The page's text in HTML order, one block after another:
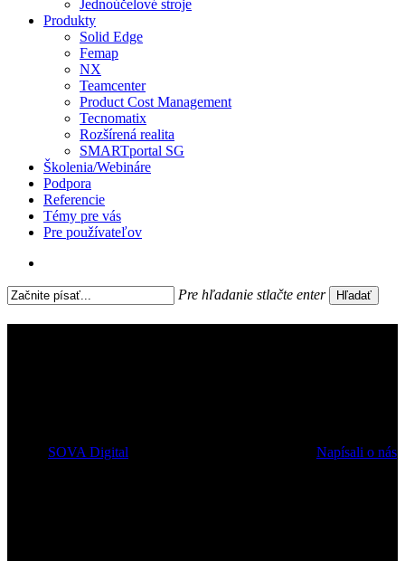
Jednoúčelové stroje
Produkty
Solid Edge
Femap
NX
Teamcenter
Product Cost Management
Tecnomatix
Rozšírená realita
SMARTportal SG
Školenia/Webináre
Podpora
Referencie
Témy pre vás
Pre používateľov
Pre hľadanie stlačte enter Hľadať
Search
SOVA Digital Napísali o nás